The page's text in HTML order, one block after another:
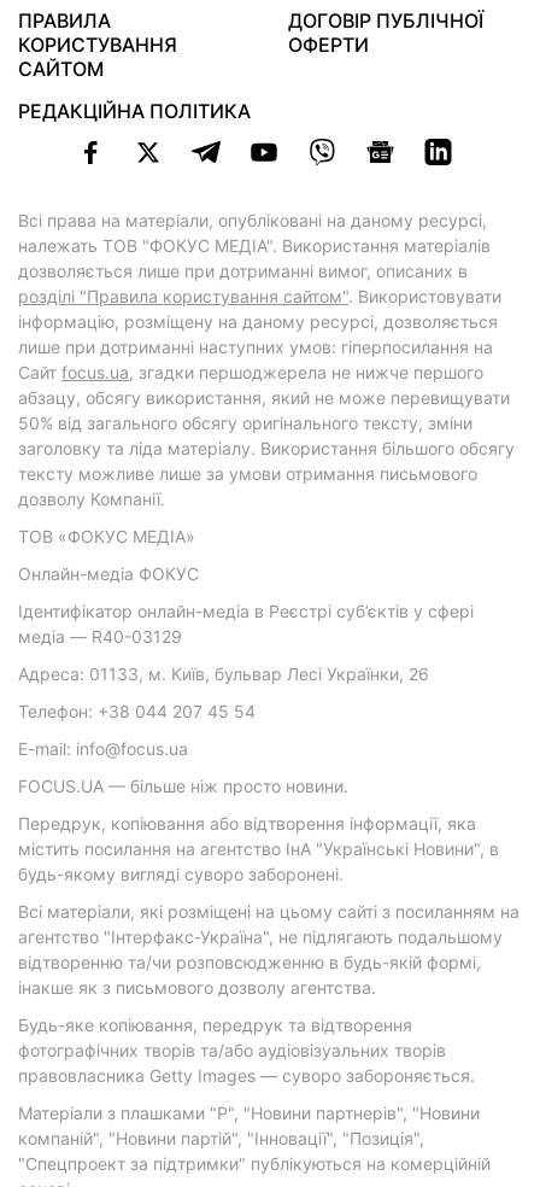
ПРАВИЛА
КОРИСТУВАННЯ
САЙТОМ
ДОГОВІР ПУБЛІЧНОЇ
ОФЕРТИ
РЕДАКЦІЙНА ПОЛІТИКА
Всі права на матеріали, опубліковані на даному ресурсі,
належать ТОВ "ФОКУС МЕДІА". Використання матеріалів
дозволяється лише при дотриманні вимог, описаних в
розділі "Правила користування сайтом". Використовувати
інформацію, розміщену на даному ресурсі, дозволяється
лише при дотриманні наступних умов: гіперпосилання на
Cайт focus.ua, згадки першоджерела не нижче першого
абзацу, обсягу використання, який не може перевищувати
50% від загального обсягу оригінального тексту, зміни
заголовку та ліда матеріалу. Використання більшого обсягу
тексту можливе лише за умови отримання письмового
дозволу Компанії.
ТОВ «ФОКУС МЕДІА»
Онлайн-медіа ФОКУС
Ідентифікатор онлайн-медіа в Реєстрі суб’єктів у сфері
медіа — R40-03129
Адреса: 01133, м. Київ, бульвар Лесі Українки, 26
Телефон: +38 044 207 45 54
E-mail: info@focus.ua
FOCUS.UA — більше ніж просто новини.
Передрук, копіювання або відтворення інформації, яка
містить посилання на агентство ІнА "Українські Новини", в
будь-якому вигляді суворо заборонені.
Всі матеріали, які розміщені на цьому сайті з посиланням на
агентство "Інтерфакс-Україна", не підлягають подальшому
відтворенню та/чи розповсюдженню в будь-якій формі,
інакше як з письмового дозволу агентства.
Будь-яке копіювання, передрук та відтворення
фотографічних творів та/або аудіовізуальних творів
правовласника Getty Images — суворо забороняється.
Матеріали з плашками "Р", "Новини партнерів", "Новини
компаній", "Новини партій", "Інновації", "Позиція",
"Спецпроект за підтримки" публікуються на комерційній